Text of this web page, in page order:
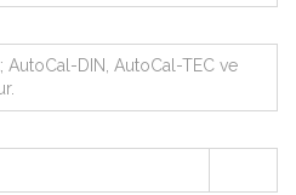
DIN, AutoCal-TEC ve